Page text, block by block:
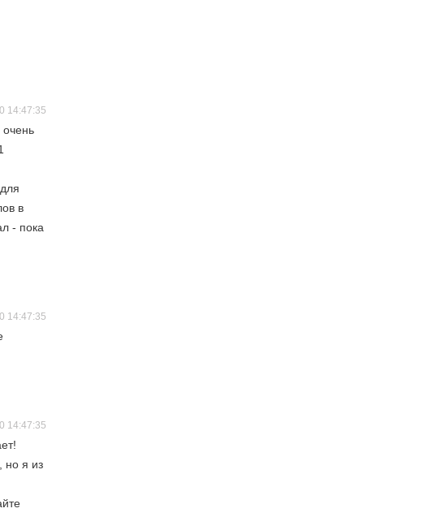
14:47:35
в
- пока
14:47:35
14:47:35
но я из